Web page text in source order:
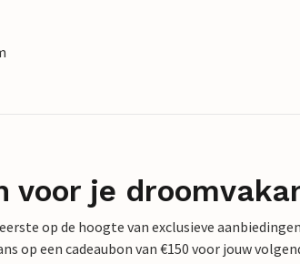
voor je
op de hoogte van exclusieve
op een cadeaubon van €150 voor jouw